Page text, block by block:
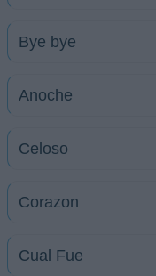
Bye bye
Anoche
Celoso
Corazon
Cual Fue